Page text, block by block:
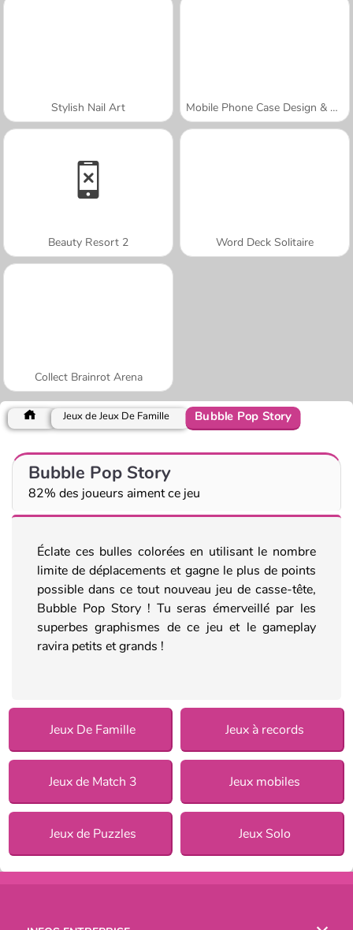
Stylish Nail Art Mobile Phone Case Design & DIY
Beauty Resort 2 Word Deck Solitaire
Collect Brainrot Arena
Jeux de Jeux De Famille Bubble Pop Story
Bubble Pop Story
82% des joueurs aiment ce jeu
Éclate ces bulles colorées en utilisant le nombre
limite de déplacements et gagne le plus de points
possible dans ce tout nouveau jeu de casse-tête,
Bubble Pop Story ! Tu seras émerveillé par les
superbes graphismes de ce jeu et le gameplay
ravira petits et grands !
Jeux De Famille Jeux à records
Jeux de Match 3 Jeux mobiles
Jeux de Puzzles Jeux Solo